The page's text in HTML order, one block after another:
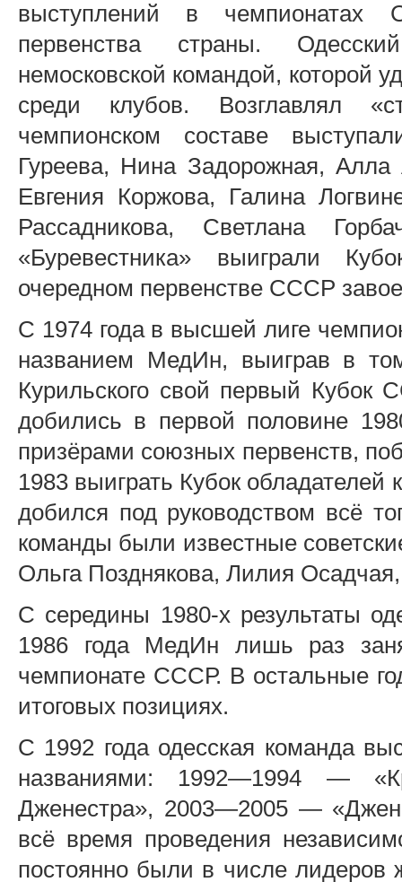
выступлений в чемпионатах
первенства страны.
немосковской командой, которой
среди клубов. Возглавлял
чемпионском составе
Гуреева, Нина Задорожная, Алла
Евгения Коржова, Галина
Рассадникова, Светлана
«Буревестника» выиграли
очередном первенстве СССР
С 1974 года в высшей лиге
названием МедИн, выиграв в
Курильского свой первый Кубок
добились в первой половине
призёрами союзных первенств,
1983 выиграть Кубок
добился под руководством всё
команды были известные
Ольга Позднякова, Лилия
С середины 1980-х результаты
1986 года МедИн лишь раз
чемпионате СССР. В остальные
итоговых позициях.
С 1992 года одесская команда
названиями: 1992—1994 —
Дженестра», 2003—2005 —
всё время проведения
постоянно были в числе лидеров